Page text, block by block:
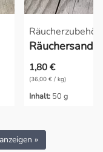
Räucherzubehör
Räuchersand
1,80 €
(36,00 € / kg)
Inhalt: 50 g
»